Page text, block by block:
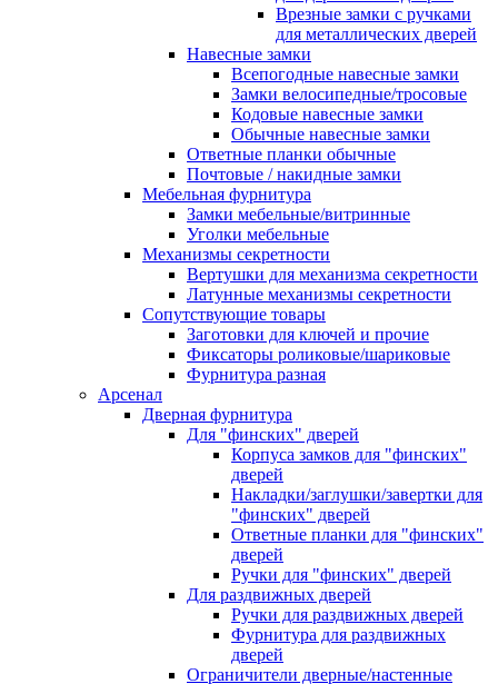
Врезные замки с ручками
для металлических дверей
Навесные замки
Всепогодные навесные замки
Замки велосипедные/тросовые
Кодовые навесные замки
Обычные навесные замки
Ответные планки обычные
Почтовые / накидные замки
Мебельная фурнитура
Замки мебельные/витринные
Уголки мебельные
Механизмы секретности
Вертушки для механизма секретности
Латунные механизмы секретности
Сопутствующие товары
Заготовки для ключей и прочие
Фиксаторы роликовые/шариковые
Фурнитура разная
Арсенал
Дверная фурнитура
Для "финских" дверей
Корпуса замков для "финских"
дверей
Накладки/заглушки/завертки для
"финских" дверей
Ответные планки для "финских"
дверей
Ручки для "финских" дверей
Для раздвижных дверей
Ручки для раздвижных дверей
Фурнитура для раздвижных
дверей
Ограничители дверные/настенные